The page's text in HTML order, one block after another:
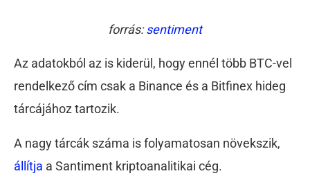
forrás:sentiment
Az adatokból az is kiderül, hogy ennél több BTC-vel
rendelkező cím csak a Binance és a Bitfinex hideg
tárcájához tartozik.
A nagy tárcák száma is folyamatosan növekszik,
állítja a Santiment kriptoanalitikai cég.